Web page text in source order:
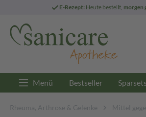
E-Rezept: Heute bestellt, morgen
Menü Bestseller Sparsets
Rheuma, Arthrose & Gelenke Mittel